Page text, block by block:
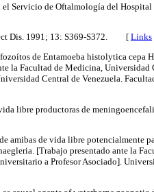
el Servicio de Oftalmología del
Dis. 1991; 13: S369-S372. [ Links
de Entamoeba histolytica
la Facultad de Medicina, Universidad
Central de Venezuela.
libre productoras de
amibas de vida libre potencialmente
[Trabajo presentado ante la
a Profesor Asociado].